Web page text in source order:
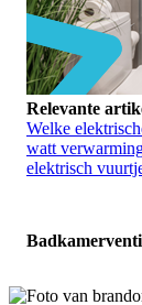
Relevante
Welke
watt
elektrisch